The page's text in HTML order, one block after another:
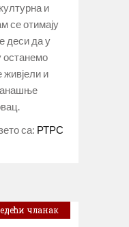
и
се отимају
деси да у
останемо
живјели и
са: РТРС
чланак